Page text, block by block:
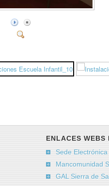
ENLACES WEBS
Sede
Mancomunidad
GAL Sierra de